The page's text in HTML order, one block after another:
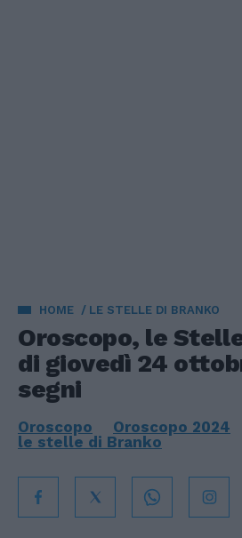
HOME LE STELLE DI BRANKO
Oroscopo, le
di giovedì 24
segni
Oroscopo Oroscopo 2024
le stelle di Branko